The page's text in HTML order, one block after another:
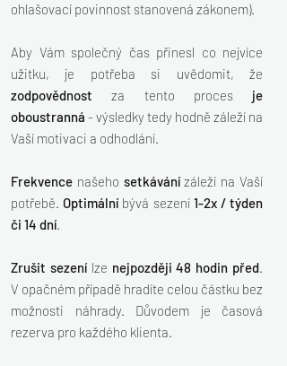
ohlašovací povinnost stanovená zákonem).
Aby Vám společný čas přinesl co nejvíce
užitku, je potřeba si uvědomit, že
zodpovědnost za tento proces je
oboustranná - výsledky tedy hodně záleží na
Vaší motivaci a odhodlání.
Frekvence našeho setkávánízáleží na Vaší
potřebě. Optimální bývá sezení 1-2x / týden
či 14 dní.
Zrušit sezení lze nejpozději 48 hodin před.
V opačném případě hradíte celou částku bez
možnosti náhrady. Důvodem je časová
rezerva pro každého klienta.